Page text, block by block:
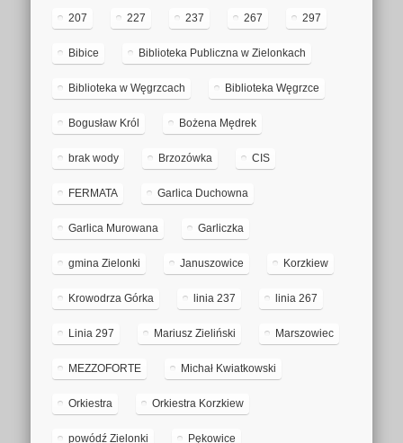
207 227 237 267 297
Bibice Biblioteka Publiczna w Zielonkach
Biblioteka w Węgrzcach Biblioteka Węgrzce
Bogusław Król Bożena Mędrek
brak wody Brzozówka CIS
FERMATA Garlica Duchowna
Garlica Murowana Garliczka
gmina Zielonki Januszowice Korzkiew
Krowodrza Górka linia 237 linia 267
Linia 297 Mariusz Zieliński Marszowiec
MEZZOFORTE Michał Kwiatkowski
Orkiestra Orkiestra Korzkiew
powódź Zielonki Pękowice